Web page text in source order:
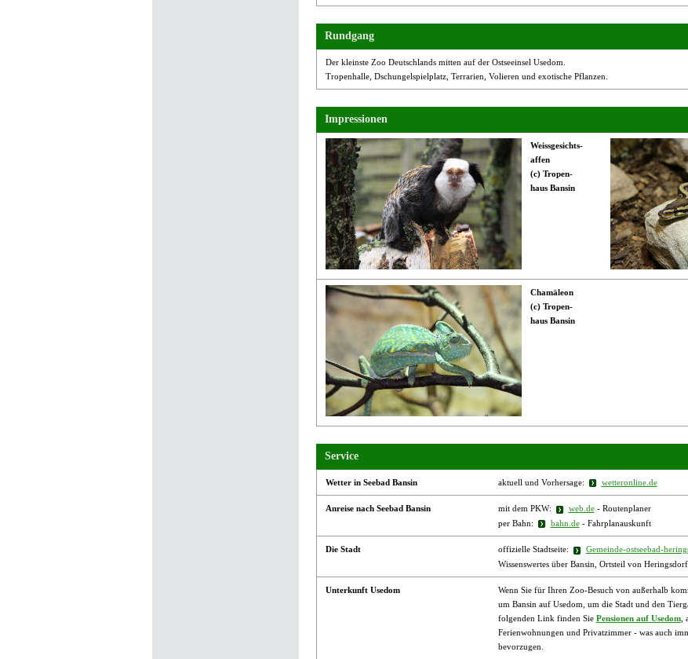
Rundgang
Der kleinste Zoo Deutschlands mitten auf der Ostseeinsel Usedom.
Tropenhalle, Dschungelspielplatz, Terrarien, Volieren und exotische Pflanzen.
Impressionen
Weissgesichts-
affen
(c) Tropen-
haus Bansin
Chamäleon
(c) Tropen-
haus Bansin
Service
Wetter in Seebad Bansin aktuell und Vorhersage: wetteronline.de
Anreise nach Seebad Bansin mit dem PKW: web.de- Routenplaner
per Bahn:
bahn.de- Fahrplanauskunft
Die Stadt offizielle Stadtseite:
Gemeinde-ostseebad-
Wissenswertes über Bansin, Ortsteil von
Unterkunft Usedom
Wenn Sie für Ihren Zoo-Besuch von außerhalb
um Bansin auf Usedom, um die Stadt und den
folgenden Link finden Sie Pensionen auf Usedom,
Ferienwohnungen und Privatzimmer - was auch
bevorzugen.